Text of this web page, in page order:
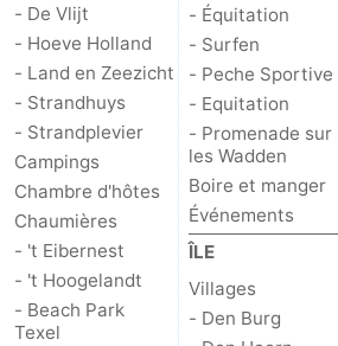
de
la
Frise
-
Schiermonnikoog
Ameland
Terschelling
-
Vlieland
Hollande-
Septentrionale
-
- De Vlijt
- Hoeve Holland
- Land en Zeezicht
- Strandhuys
- Strandplevier
Campings
Chambre d'hôtes
Chaumières
- 't Eibernest
- 't Hoogelandt
- Beach Park
Texel
- Équitation
- Surfen
- Peche Sportive
- Equitation
- Promenade sur
les Wadden
Boire et manger
Événements
ÎLE
Villages
- Den Burg